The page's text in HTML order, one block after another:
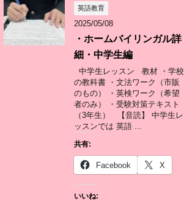
英語教育
2025/05/08
・ホームバイリンガル詳
細・中学生編
中学生レッスン 教材 ・学校
の教科書 ・文法ワーク（市販
のもの） ・英検ワーク（希望
者のみ） ・受験対策テキスト
（3年生） 【音読】 中学生レ
ッスンでは 英語 ...
共有:
Facebook X
いいね: